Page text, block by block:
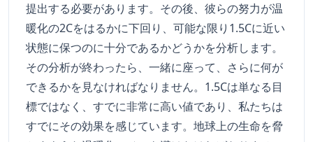
提出する必要があります。その後、彼らの努力が温
暖化の2Cをはるかに下回り、可能な限り1.5Cに近い
状態に保つのに十分であるかどうかを分析します。
その分析が終わったら、一緒に座って、さらに何が
できるかを見なければなりません。1.5Cは単なる目
標ではなく、すでに非常に高い値であり、私たちは
すでにその効果を感じています。地球上の生命を脅